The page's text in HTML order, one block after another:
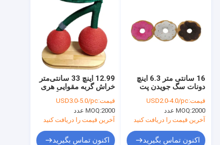
12.99 اینچ 33 سانتی‌متر
خراش گربه مقوایی هری
قیمت:USD3.0-5.0/pc
MOQ:2000 عدد
آخرین قیمت را دریافت کنید
اکنون تماس بگیرید
16 سانتی متر 6.3 اینچ
دونات سگ جویدن پت
های صوتی
قیمت:USD2.0-4.0/pc
MOQ:2000 عدد
آخرین قیمت را دریافت کنید
اکنون تماس بگیرید